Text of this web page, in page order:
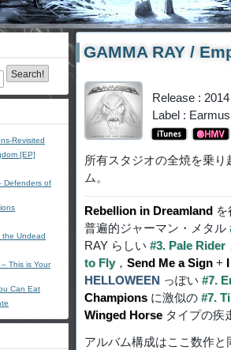
Revisited
[EP]
Defenders of
the Undead
This is Your
Can Eat
GAMMA RAY /
Release : 2014
Label :
所有スタジオの全焼を乗
ム。
Rebellion in Dreamland
普遍的ジャーマン・メタル
RAY らしい #3. Pale Rider
to Fly， Send Me a Sign +
HELLOWEEN っぽい #7.
Champions に激似の #7.
Winged Horse タイプの疾
アルバム構成はここ数作